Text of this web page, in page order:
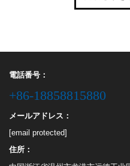
電話番号：
+86-18858815880
メールアドレス：
[email protected]
住所：